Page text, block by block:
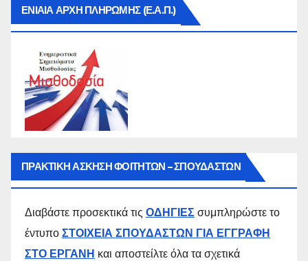
ΕΝΙΑΙΑ ΑΡΧΗ ΠΛΗΡΩΜΗΣ (Ε.Α.Π.)
ΠΡΑΚΤΙΚΗ ΑΣΚΗΣΗ ΦΟΙΤΗΤΩΝ – ΣΠΟΥΔΑΣΤΩΝ
Διαβάστε προσεκτικά τις ΟΔΗΓΙΕΣ συμπληρώστε το
έντυπο ΣΤΟΙΧΕΙΑ ΣΠΟΥΔΑΣΤΩΝ ΓΙΑ ΕΓΓΡΑΦΗ
ΣΤΟ ΕΡΓΑΝΗ και αποστείλτε όλα τα σχετικά